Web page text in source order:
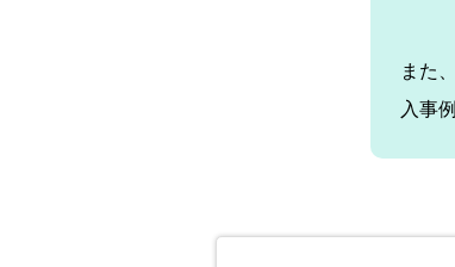
また
入事